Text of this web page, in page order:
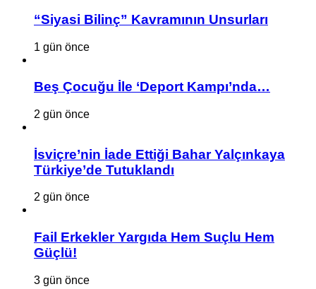
“Siyasi Bilinç” Kavramının Unsurları
1 gün önce
Beş Çocuğu İle ‘Deport Kampı’nda…
2 gün önce
İsviçre’nin İade Ettiği Bahar Yalçınkaya
Türkiye’de Tutuklandı
2 gün önce
Fail Erkekler Yargıda Hem Suçlu Hem
Güçlü!
3 gün önce